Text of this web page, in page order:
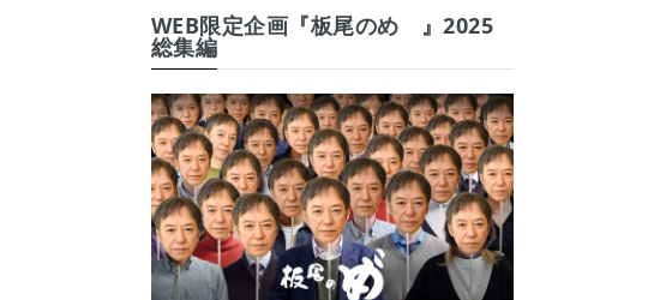
WEB限定企画『板尾のめ゙』2025
総集編